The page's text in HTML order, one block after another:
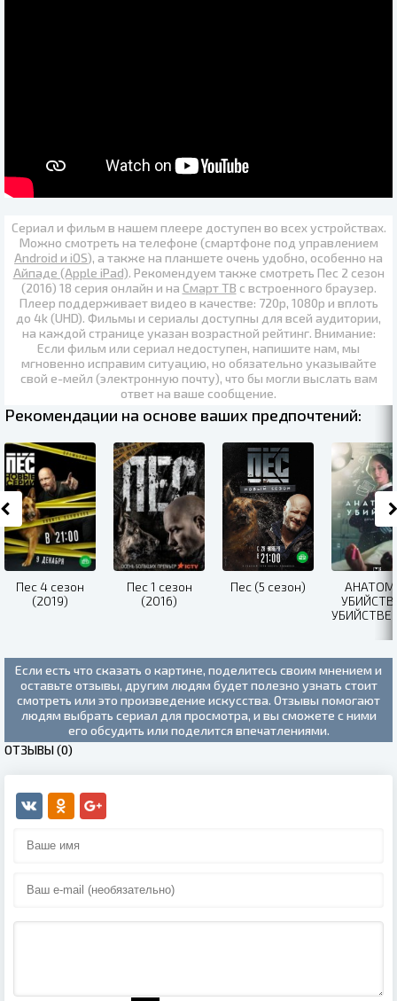
Сериал и фильм в нашем плеере доступен во всех устройствах.
Можно смотреть на телефоне (смартфоне под управлением
Android и iOS), а также на планшете очень удобно, особенно на
Айпаде (Apple iPad). Рекомендуем также смотреть Пес 2 сезон
(2016) 18 серия онлайн и на Смарт ТВ с встроенного браузер.
Плеер поддерживает видео в качестве: 720p, 1080p и вплоть
до 4k (UHD). Фильмы и сериалы доступны для всей аудитории,
на каждой странице указан возрастной рейтинг. Внимание:
Если фильм или сериал недоступен, напишите нам, мы
мгновенно исправим ситуацию, но обязательно указывайте
свой е-мейл (электронную почту), что бы могли выслать вам
ответ на ваше сообщение.
Рекомендации на основе ваших предпочтений:
Пес 4 сезон
(2019)
Пес 1 сезон
(2016)
Пес (5 сезон)
(2019)
Если есть что сказать о картине, поделитесь своим мнением и
оставьте отзывы, другим людям будет полезно узнать стоит
смотреть или это произведение искусства. Отзывы помогают
людям выбрать сериал для просмотра, и вы сможете с ними
его обсудить или поделится впечатлениями.
ОТЗЫВЫ (0)